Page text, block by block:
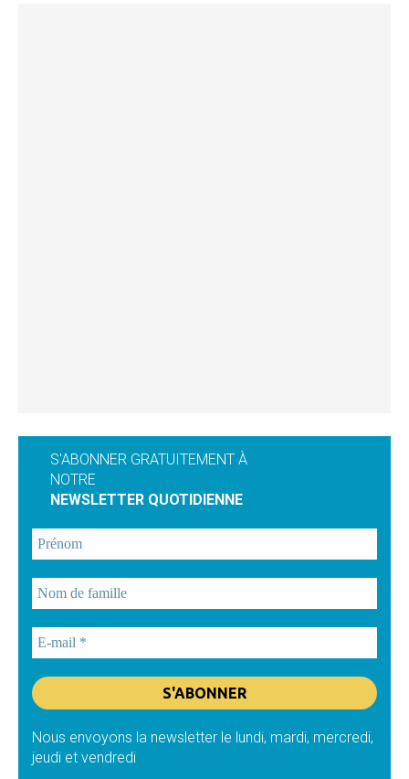
S'ABONNER GRATUITEMENT À
NOTRE
NEWSLETTER QUOTIDIENNE
Nous envoyons la newsletter le lundi, mardi, mercredi,
jeudi et vendredi